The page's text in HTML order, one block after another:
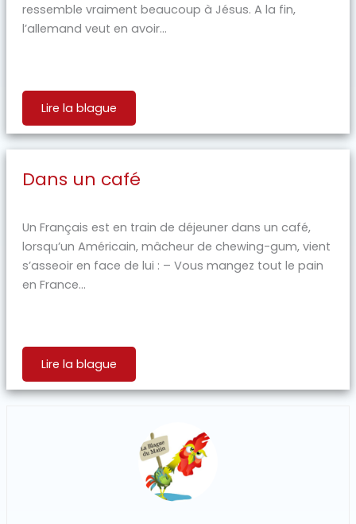
ressemble vraiment beaucoup à Jésus. A la fin,
l’allemand veut en avoir...
Lire la blague
Dans un café
Un Français est en train de déjeuner dans un café,
lorsqu’un Américain, mâcheur de chewing-gum, vient
s’asseoir en face de lui : – Vous mangez tout le pain
en France...
Lire la blague